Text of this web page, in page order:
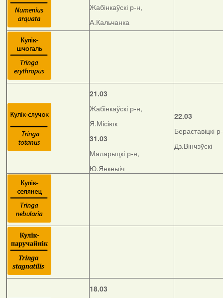
Жабінкаўскі р-н,
А.Кальчанка
21.03
Жабінкаўскі р-н,
Я.Місіюк
31.03
Маларыцкі р-н,
Ю.Янкеыіч
22.03
Бераставіцкі
Дз.Вінчэўскі
18.03